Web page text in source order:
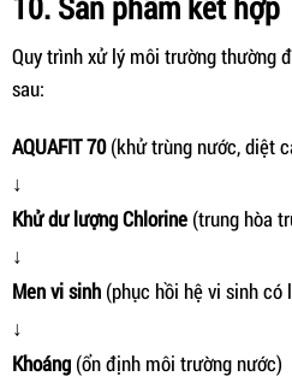
Quy trình xử lý môi trường thường
sau:
AQUAFIT 70(khử trùng nước, diệt
↓
Khử dư lượng Chlorine (trung hòa
↓
Men vi sinh (phục hồi hệ vi sinh có
↓
Khoáng (ổn định môi trường nước)